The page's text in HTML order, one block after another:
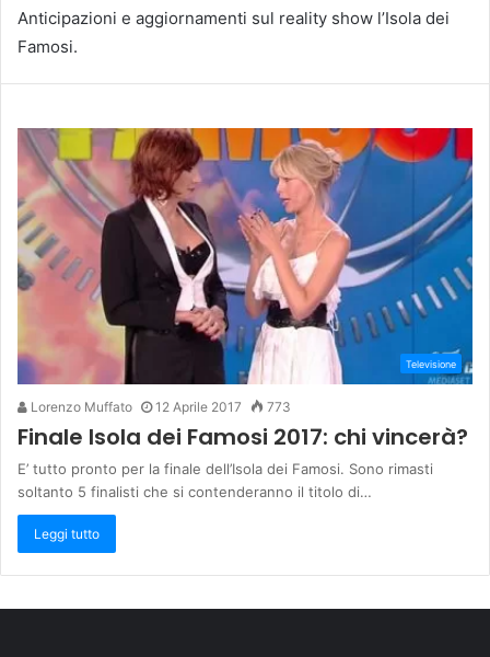
Anticipazioni e aggiornamenti sul reality show l’Isola dei
Famosi.
Televisione
Lorenzo Muffato 12 Aprile 2017 773
Finale Isola dei Famosi 2017: chi vincerà?
E’ tutto pronto per la finale dell’Isola dei Famosi. Sono rimasti
soltanto 5 finalisti che si contenderanno il titolo di…
Leggi tutto